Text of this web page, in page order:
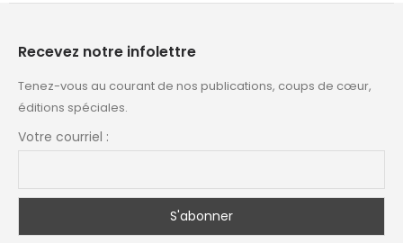
Recevez notre infolettre
Tenez-vous au courant de nos publications, coups de cœur,
éditions spéciales.
Votre courriel :